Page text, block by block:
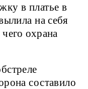
в платье в
на себя
охрана
составило